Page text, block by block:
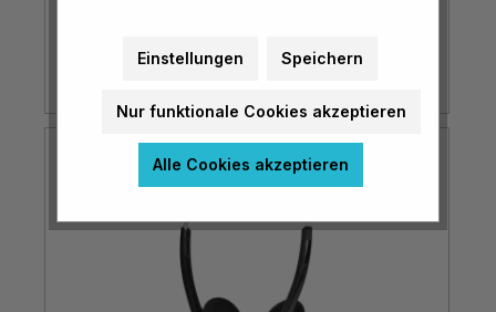
Einstellungen Speichern
Nur funktionale Cookies akzeptieren
Alle Cookies akzeptieren